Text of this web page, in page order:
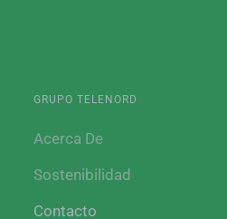
GRUPO TELENORD
Acerca De
Sostenibilidad
Contacto